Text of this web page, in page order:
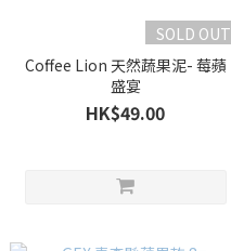
SOLD OUT
Coffee Lion 天然蔬果泥- 莓蘋
盛宴
HK$49.00